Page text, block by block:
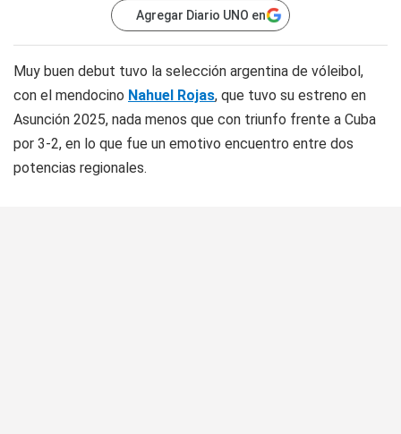
Agregar Diario UNO en
Muy buen debut tuvo la selección argentina de vóleibol,
con el mendocino Nahuel Rojas, que tuvo su estreno en
Asunción 2025, nada menos que con triunfo frente a Cuba
por 3-2, en lo que fue un emotivo encuentro entre dos
potencias regionales.